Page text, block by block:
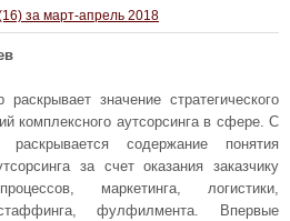
за март-апрель 2018
значение стратегического
комплексного аутсорсинга в сфере. С
содержание понятия
за счет оказания заказчику
маркетинга, логистики,
фулфилмента. Впервые